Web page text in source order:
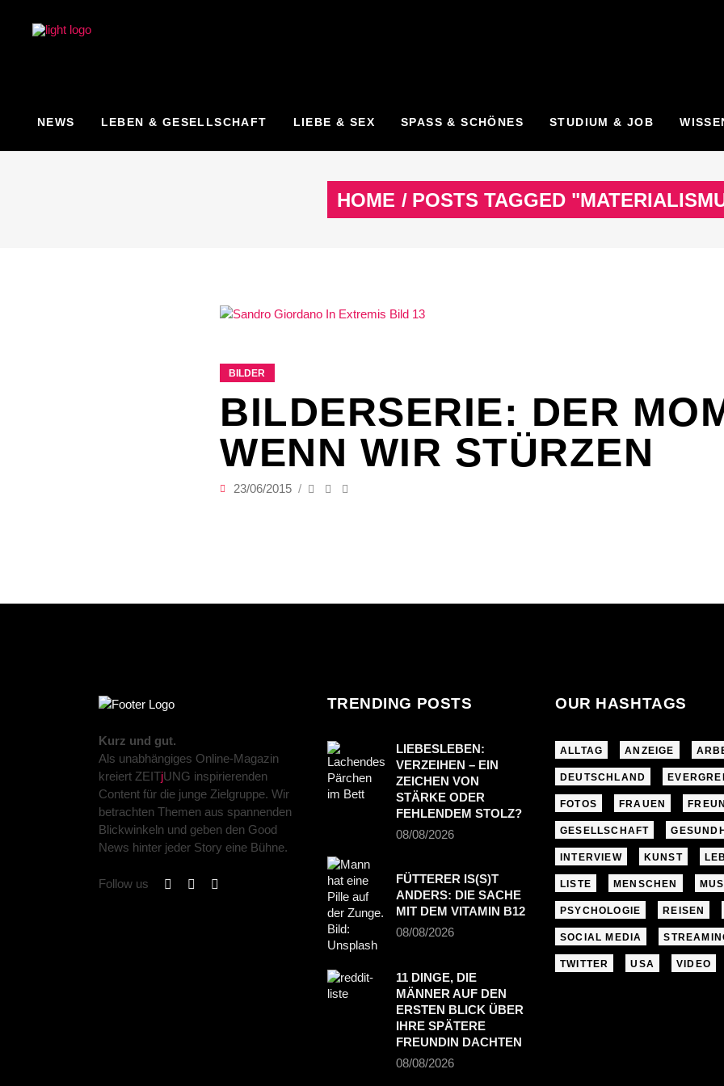
NEWS LEBEN & GESELLSCHAFT LIEBE & SEX SPASS & SCHÖNES STUDIUM & JOB
HOME / POSTS TAGGED
BILDER
BILDERSERIE: DER
WENN WIR STÜRZEN
23/06/2015
Kurz und gut.
Als unabhängiges Online-Magazin
kreiert ZEITjUNG inspirierenden
Content für die junge Zielgruppe. Wir
betrachten Themen aus spannenden
Blickwinkeln und geben den Good
News hinter jeder Story eine Bühne.
Follow us
TRENDING POSTS
LIEBESLEBEN:
VERZEIHEN – EIN
ZEICHEN VON
STÄRKE ODER
FEHLENDEM STOLZ?
08/08/2026
FÜTTERER IS(S)T
ANDERS: DIE SACHE
MIT DEM VITAMIN B12
08/08/2026
11 DINGE, DIE
MÄNNER AUF DEN
ERSTEN BLICK ÜBER
IHRE SPÄTERE
FREUNDIN DACHTEN
08/08/2026
OUR HASHTAGS
ALLTAG ANZEIGE
DEUTSCHLAND
FOTOS FRAUEN
GESELLSCHAFT
INTERVIEW KUNST
LISTE MENSCHEN
PSYCHOLOGIE REISEN
SOCIAL MEDIA
TWITTER USA VIDEO